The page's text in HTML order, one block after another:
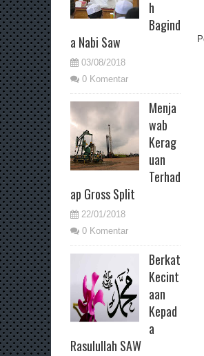
h
Bagind
a Nabi Saw
03/08/2018
0 Komentar
Menja
wab
Kerag
uan
Terhad
ap Gross Split
22/01/2018
0 Komentar
Berkat
Kecint
aan
Kepad
a
Rasulullah SAW